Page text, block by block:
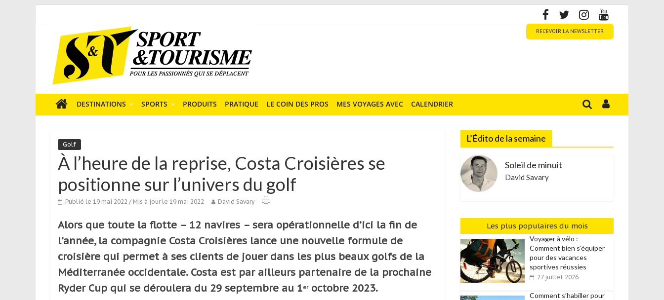
content
Tourisme
est
un
média
sur
sportif
qui
s’adresse
aux
voyageurs
ponctuels
réguliers,
pratiquants,
passionnés
ou
simples
spectateurs
RECEVOIR LA NEWSLETTER
DESTINATIONS SPORTS PRODUITS PRATIQUE LE COIN DES PROS MES VOYAGES AVEC CALENDRIER
Golf
À l’heure de la reprise, Costa Croisières se
positionne sur l’univers du golf
Publié le 19 mai 2022 / Mis à jour le 19 mai 2022 David Savary
Alors que toute la flotte – 12 navires – sera opérationnelle d’ici la fin de
l’année, la compagnie Costa Croisières lance une nouvelle formule de
croisière qui permet à ses clients de jouer dans les plus beaux golfs de la
Méditerranée occidentale. Costa est par ailleurs partenaire de la prochaine
Ryder Cup qui se déroulera du 29 septembre au 1eroctobre 2023.
L’Édito de la semaine
Soleil de minuit
David Savary
Les plus populaires du mois
Voyager à vélo :
Comment bien s’équiper
pour des vacances
sportives réussies
27 juillet 2026
Comment s’habiller pour